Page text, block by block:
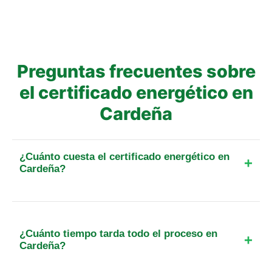
Preguntas frecuentes sobre
el certificado energético en
Cardeña
¿Cuánto cuesta el certificado energético en
Cardeña?
registro. Para otra superficie o tipo de inmueble,
¿Cuánto tiempo tarda todo el proceso en
Cardeña?